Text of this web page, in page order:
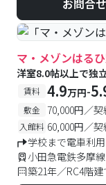
お問合せ
マ・メゾンはる
洋室8.0帖以上で独
賃料 4.9万円-
敷金 70,000円／
入館料 60,000円／
学校まで電車利
小田急電鉄多摩
築21年／RC4階建